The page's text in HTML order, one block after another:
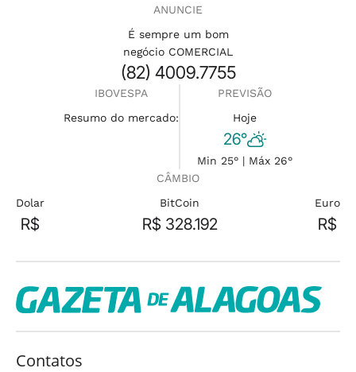
ANUNCIE
É sempre um bom
negócio COMERCIAL
(82) 4009.7755
IBOVESPA
Resumo do mercado:
PREVISÃO
Hoje
26°
Min 25° | Máx 26°
CÂMBIO
Dolar
R$
BitCoin
R$ 328.192
Euro
R$
Contatos